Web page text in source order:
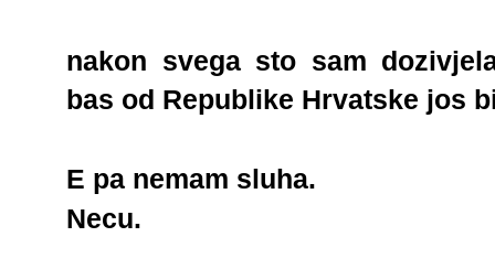
nakon svega sto sam
bas od Republike Hrvatske jos
E pa nemam sluha.
Necu.